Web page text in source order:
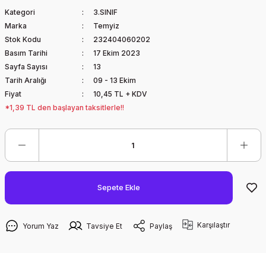
Kategori
3.SINIF
Marka
Temyiz
Stok Kodu
232404060202
Basım Tarihi
17 Ekim 2023
Sayfa Sayısı
13
Tarih Aralığı
09 - 13 Ekim
Fiyat
10,45 TL + KDV
*1,39 TL den başlayan taksitlerle!!
Sepete Ekle
Yorum Yaz Tavsiye Et Paylaş Karşılaştır